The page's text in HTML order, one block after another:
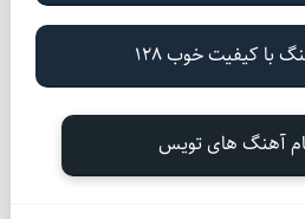
با کیفیت خوب 128
آهنگ های تویس